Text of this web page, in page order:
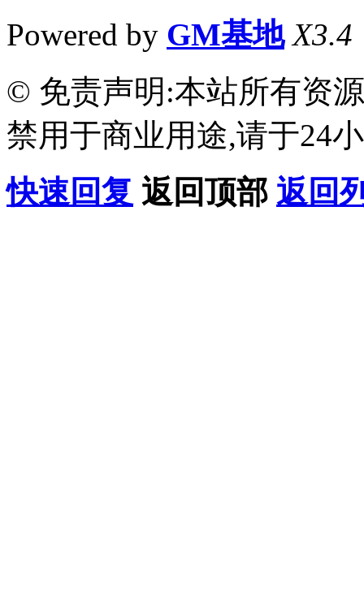
Powered by GM基地 X3.4
© 免责声明:本站所有资
禁用于商业用途,请于24
快速回复 返回顶部 返回